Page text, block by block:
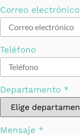
Correo electrónico
Teléfono
Departamento *
Mensaje *